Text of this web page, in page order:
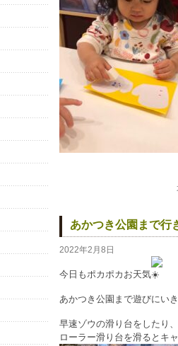
あかつき公園まで
2022年2月8日
今日もポカポカお天気
あかつき公園まで遊びにい
早速ゾウの滑り台をしたり
ローラー滑り台を滑るとキ